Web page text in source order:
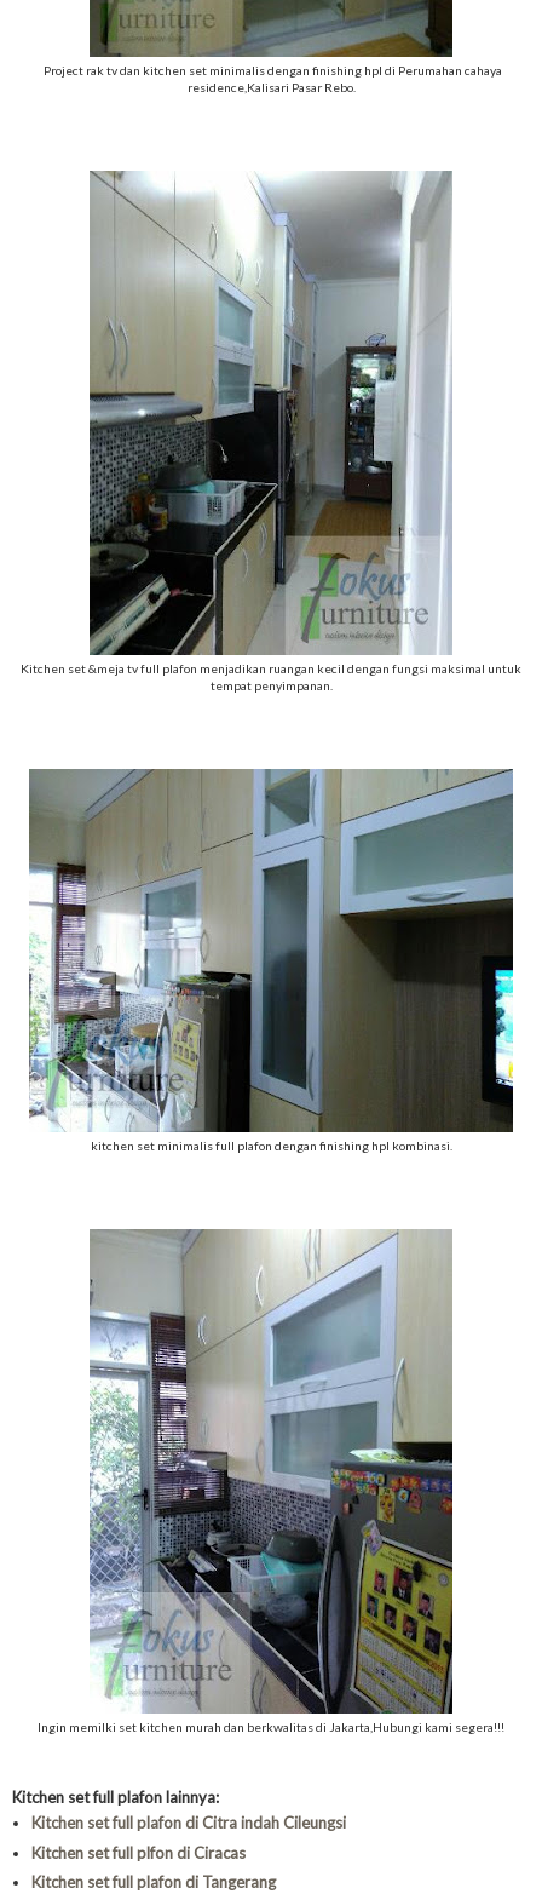
Project rak tv dan kitchen set minimalis dengan finishing hpl di Perumahan cahaya
residence,Kalisari Pasar Rebo.
Kitchen set &meja tv full plafon menjadikan ruangan kecil dengan fungsi maksimal untuk
tempat penyimpanan.
kitchen set minimalis full plafon dengan finishing hpl kombinasi.
Ingin memilki set kitchen murah dan berkwalitas di Jakarta,Hubungi kami segera!!!
Kitchen set full plafon lainnya:
Kitchen set full plafon di Citra indah Cileungsi
Kitchen set full plfon di Ciracas
Kitchen set full plafon di Tangerang